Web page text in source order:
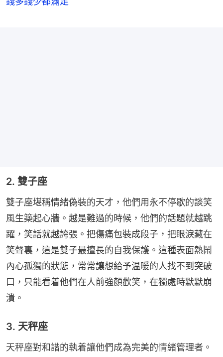
2. 雙子座
雙子座堪稱情緒偽裝的天才，他們用永不停歇的談笑
風生築起心牆。越是難過的時候，他們的話題就越跳
躍，笑話就越誇張。把傷痛包裝成段子，把眼淚藏在
笑聲裏，這是雙子最擅長的自我保護。這種表面熱鬧
內心孤獨的狀態，常常讓想給予温暖的人找不到突破
口，只能看着他們在人前強顏歡笑，在獨處時默默崩
潰。
3. 天秤座
天秤座對和諧的執着讓他們成為完美的情緒管理者。